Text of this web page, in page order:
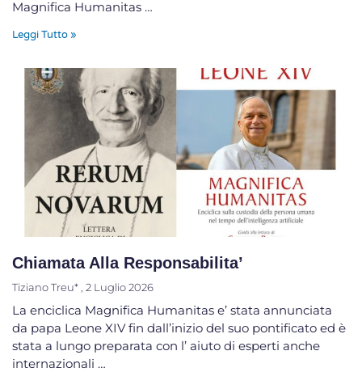
Magnifica Humanitas …
Leggi Tutto »
Chiamata Alla Responsabilita’
Tiziano Treu* 2 Luglio 2026
La enciclica Magnifica Humanitas e’ stata annunciata
da papa Leone XIV fin dall’inizio del suo pontificato ed è
stata a lungo preparata con l’ aiuto di esperti anche
internazionali …